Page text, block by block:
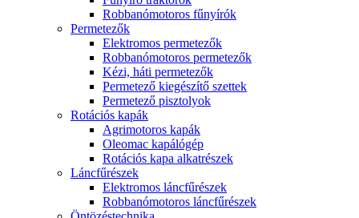
Robbanómotoros fűnyírók
Permetezők
Elektromos permetezők
Robbanómotoros permetezők
Kézi, háti permetezők
Permetező kiegészítő szettek
Permetező pisztolyok
Rotációs kapák
Agrimotoros kapák
Oleomac kapálógép
Rotációs kapa alkatrészek
Láncfűrészek
Elektromos láncfűrészek
Robbanómotoros láncfűrészek